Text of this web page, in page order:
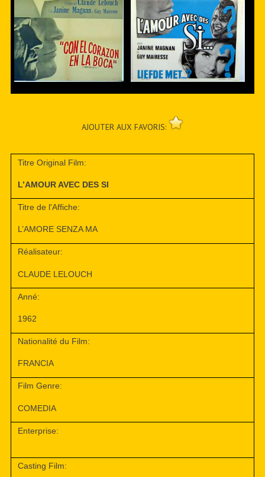
AJOUTER AUX FAVORIS:
Titre Original Film:
L’AMOUR AVEC DES SI
Titre de l'Affiche:
L’AMORE SENZA MA
Réalisateur:
CLAUDE LELOUCH
Anné:
1962
Nationalité du Film:
FRANCIA
Film Genre:
COMEDIA
Enterprise:
Casting Film: